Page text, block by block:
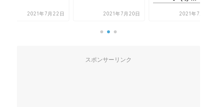
2021年7月20日 2021年7月21日 2021年7月
スポンサーリンク